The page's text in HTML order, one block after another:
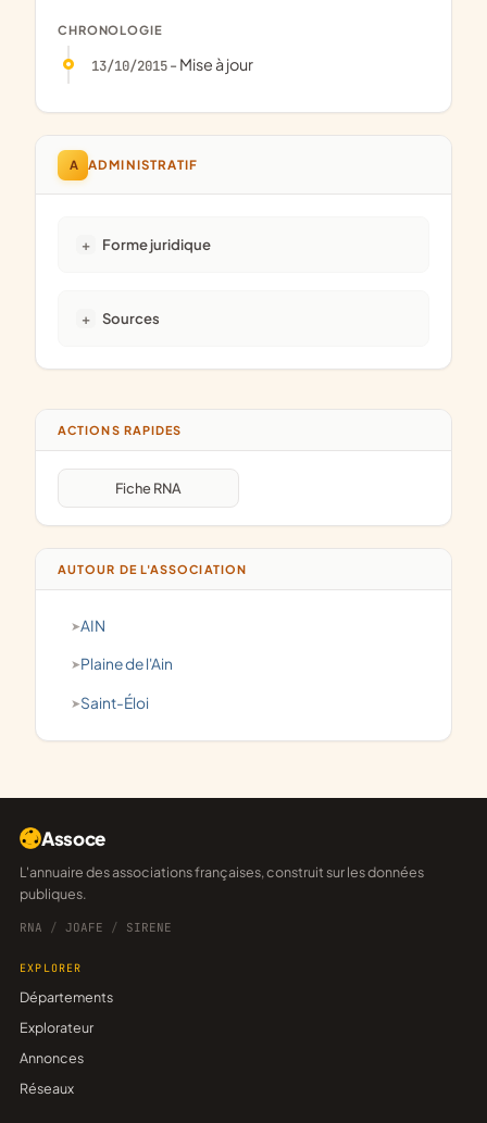
CHRONOLOGIE
13/10/2015- Mise à jour
A ADMINISTRATIF
Forme juridique
Sources
ACTIONS RAPIDES
Fiche RNA
AUTOUR DE L'ASSOCIATION
AIN
Plaine de l'Ain
Saint-Éloi
Assoce
L'annuaire des associations françaises, construit sur les données
publiques.
RNA / JOAFE / SIRENE
EXPLORER
Départements
Explorateur
Annonces
Réseaux